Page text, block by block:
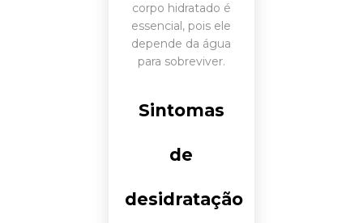
corpo hidratado é
essencial, pois ele
depende da água
para sobreviver.
Sintomas
de
desidratação